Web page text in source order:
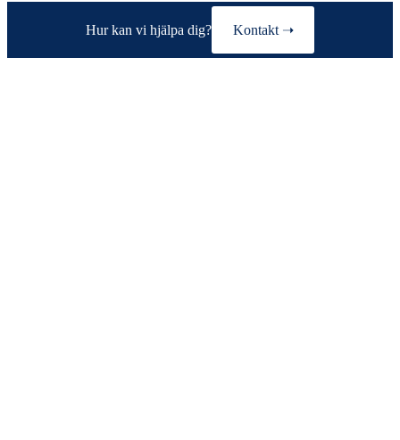
Hur kan vi hjälpa dig? Kontakt ➝